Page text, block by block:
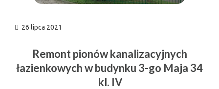
26 lipca 2021
Remont pionów kanalizacyjnych
łazienkowych w budynku 3-go Maja 34
kl. IV